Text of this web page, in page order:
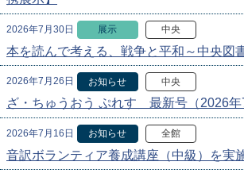
2026年7月30日 展示 中央
本を読んで考える、戦争と平和～中央図
2026年7月26日 お知らせ 中央
ざ・ちゅうおう ぷれす 最新号（2026年
2026年7月16日 お知らせ 全館
音訳ボランティア養成講座（中級）を実